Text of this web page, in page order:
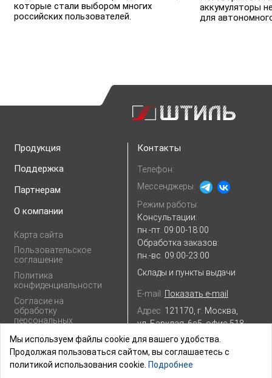
которые стали выбором многих
российских пользователей.
аккумуляторы
для
Продукция
Поддержка
Партнерам
О компании
Карта сайта
Пользовательское
соглашение
Политика
конфиденциальности
Согласие на
обработку
персональных
Контакты
Телефон:
Мессенджеры:
Режим работы:
Консультации:
пн.-пт. 09:00-18:00
Обработка заказов:
пн.-вс. 09:00-23:00
Склады и пункты выдачи
E-mail: Показать e-mail
Адрес: 121170, г. Москва,
ул. Барклая, 6с5, офис 518
Посмотреть наЯндекс.картах
Мы используем файлы cookie для вашего удобства.
Продолжая пользоваться сайтом, вы соглашаетесь с
политикой использования cookie. Подробнее